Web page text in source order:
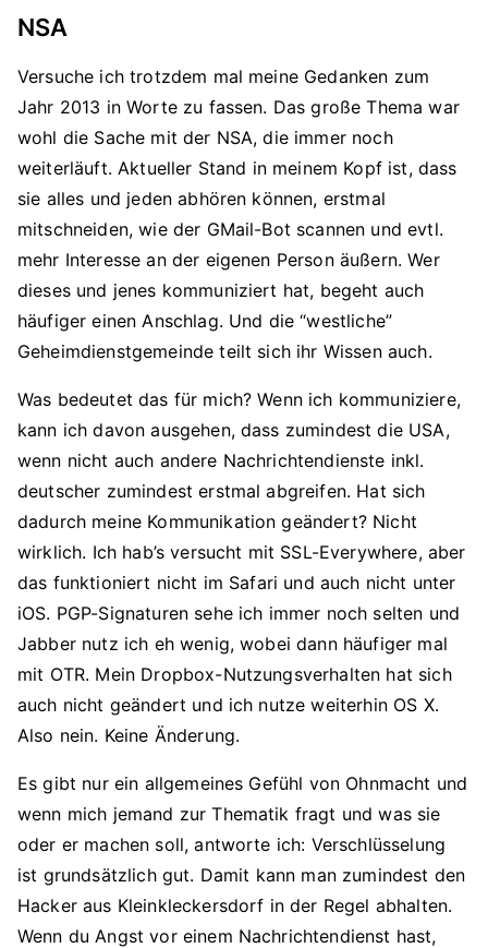
NSA
Versuche ich trotzdem mal meine Gedanken zum
Jahr 2013 in Worte zu fassen. Das große Thema war
wohl die Sache mit der NSA, die immer noch
weiterläuft. Aktueller Stand in meinem Kopf ist, dass
sie alles und jeden abhören können, erstmal
mitschneiden, wie der GMail-Bot scannen und evtl.
mehr Interesse an der eigenen Person äußern. Wer
dieses und jenes kommuniziert hat, begeht auch
häufiger einen Anschlag. Und die “westliche”
Geheimdienstgemeinde teilt sich ihr Wissen auch.
Was bedeutet das für mich? Wenn ich kommuniziere,
kann ich davon ausgehen, dass zumindest die USA,
wenn nicht auch andere Nachrichtendienste inkl.
deutscher zumindest erstmal abgreifen. Hat sich
dadurch meine Kommunikation geändert? Nicht
wirklich. Ich hab’s versucht mit SSL-Everywhere, aber
das funktioniert nicht im Safari und auch nicht unter
iOS. PGP-Signaturen sehe ich immer noch selten und
Jabber nutz ich eh wenig, wobei dann häufiger mal
mit OTR. Mein Dropbox-Nutzungsverhalten hat sich
auch nicht geändert und ich nutze weiterhin OS X.
Also nein. Keine Änderung.
Es gibt nur ein allgemeines Gefühl von Ohnmacht und
wenn mich jemand zur Thematik fragt und was sie
oder er machen soll, antworte ich: Verschlüsselung
ist grundsätzlich gut. Damit kann man zumindest den
Hacker aus Kleinkleckersdorf in der Regel abhalten.
Wenn du Angst vor einem Nachrichtendienst hast,